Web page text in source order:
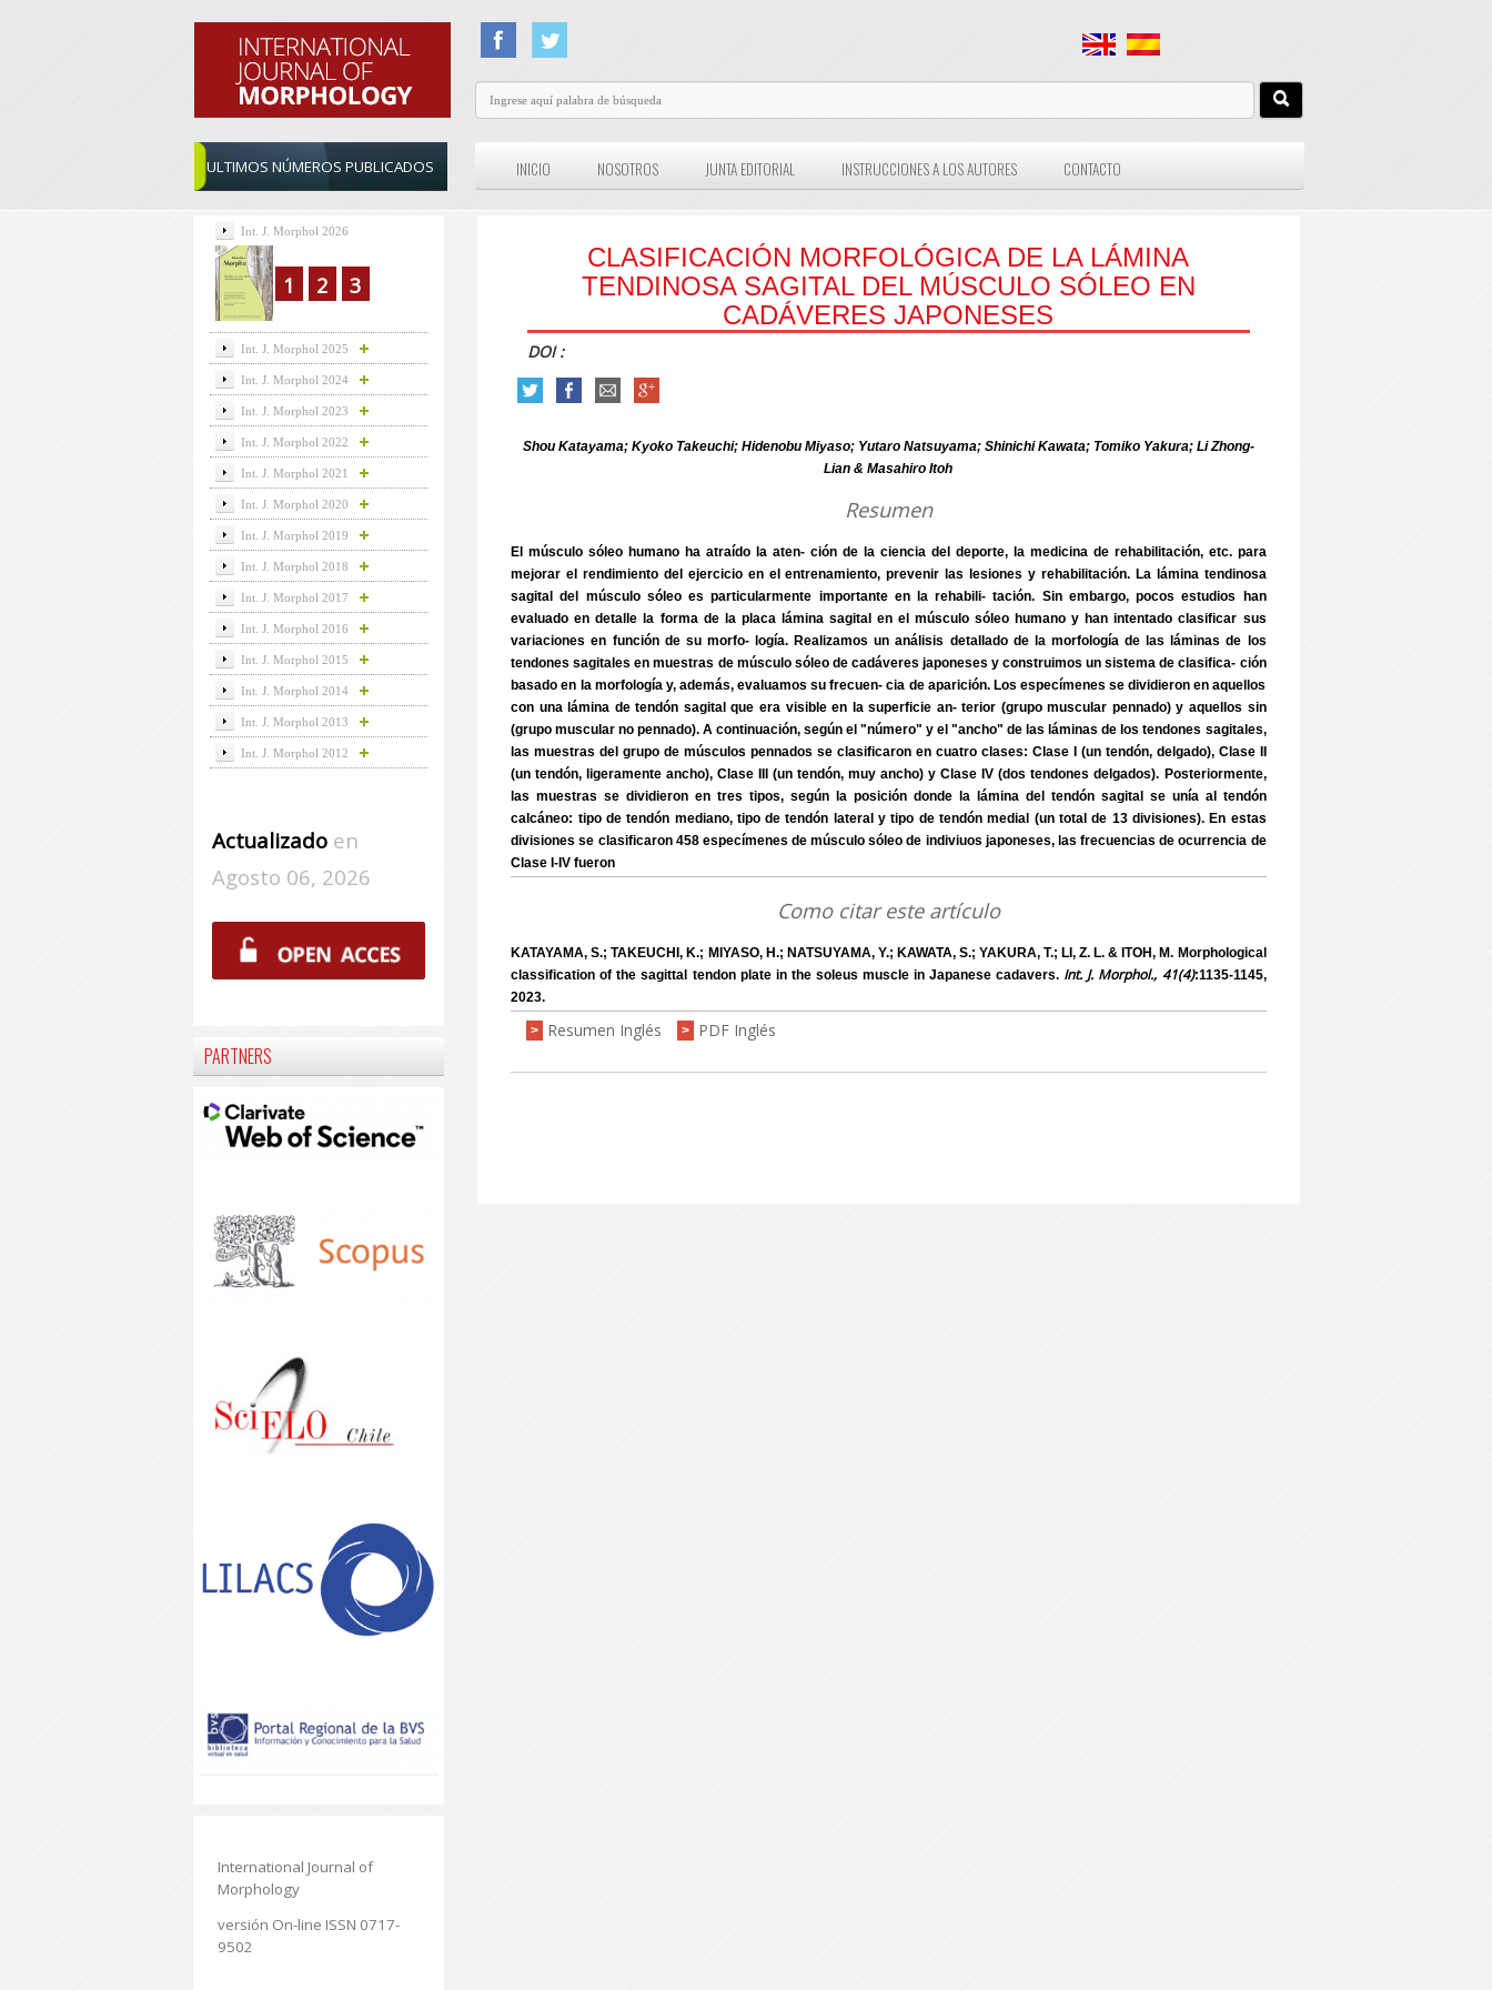
ULTIMOS NÚMEROS PUBLICADOS INICIO NOSOTROS JUNTA EDITORIAL INSTRUCCIONES A LOS AUTORES CONTACTO
CLASIFICACIÓN MORFOLÓGICA DE LA LÁMINA
TENDINOSA SAGITAL DEL MÚSCULO SÓLEO EN
CADÁVERES JAPONESES
DOI :
Shou Katayama; Kyoko Takeuchi; Hidenobu Miyaso; Yutaro Natsuyama; Shinichi Kawata; Tomiko Yakura; Li Zhong-
Lian & Masahiro Itoh
Resumen
El músculo sóleo humano ha atraído la aten- ción de la ciencia del deporte, la medicina de rehabilitación, etc. para
mejorar el rendimiento del ejercicio en el entrenamiento, prevenir las lesiones y rehabilitación. La lámina tendinosa
sagital del músculo sóleo es particularmente importante en la rehabili- tación. Sin embargo, pocos estudios han
evaluado en detalle la forma de la placa lámina sagital en el músculo sóleo humano y han intentado clasificar sus
variaciones en función de su morfo- logía. Realizamos un análisis detallado de la morfología de las láminas de los
tendones sagitales en muestras de músculo sóleo de cadáveres japoneses y construimos un sistema de clasifica- ción
basado en la morfología y, además, evaluamos su frecuen- cia de aparición. Los especímenes se dividieron en aquellos
con una lámina de tendón sagital que era visible en la superficie an- terior (grupo muscular pennado) y aquellos sin
(grupo muscular no pennado). A continuación, según el "número" y el "ancho" de las láminas de los tendones sagitales,
las muestras del grupo de músculos pennados se clasificaron en cuatro clases: Clase I (un tendón, delgado), Clase II
(un tendón, ligeramente ancho), Clase III (un tendón, muy ancho) y Clase IV (dos tendones delgados). Posteriormente,
las muestras se dividieron en tres tipos, según la posición donde la lámina del tendón sagital se unía al tendón
calcáneo: tipo de tendón mediano, tipo de tendón lateral y tipo de tendón medial (un total de 13 divisiones). En estas
divisiones se clasificaron 458 especímenes de músculo sóleo de indiviuos japoneses, las frecuencias de ocurrencia de
Clase I-IV fueron
Como citar este artículo
KATAYAMA, S.; TAKEUCHI, K.; MIYASO, H.; NATSUYAMA, Y.; KAWATA, S.; YAKURA, T.; LI, Z. L. & ITOH, M. Morphological
classification of the sagittal tendon plate in the soleus muscle in Japanese cadavers. Int. J. Morphol., 41(4):1135-1145,
2023.
> Resumen Inglés > PDF Inglés
Int. J. Morphol 2026
1 2 3
Int. J. Morphol 2025
Int. J. Morphol 2024
Int. J. Morphol 2023
Int. J. Morphol 2022
Int. J. Morphol 2021
Int. J. Morphol 2020
Int. J. Morphol 2019
Int. J. Morphol 2018
Int. J. Morphol 2017
Int. J. Morphol 2016
Int. J. Morphol 2015
Int. J. Morphol 2014
Int. J. Morphol 2013
Int. J. Morphol 2012
Actualizadoen
Agosto 06, 2026
PARTNERS
International Journal of
Morphology
versión On-line ISSN 0717-
9502